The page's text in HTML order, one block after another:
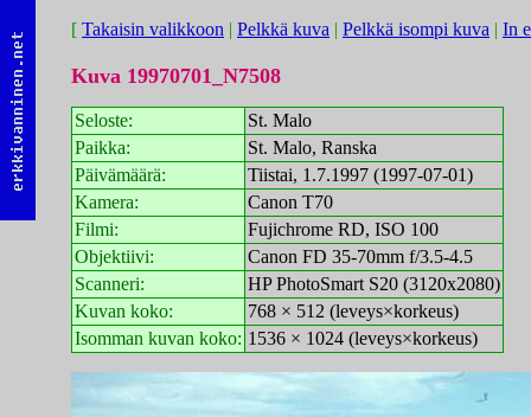
[ Takaisin valikkoon | Pelkkä kuva | Pelkkä isompi kuva | In
Kuva 19970701_N7508
Seloste:
St. Malo
Paikka:
St. Malo, Ranska
Päivämäärä:
Tiistai, 1.7.1997 (1997-07-01)
Kamera:
Canon T70
Filmi:
Fujichrome RD, ISO 100
Objektiivi:
Canon FD 35-70mm f/3.5-4.5
Scanneri:
HP PhotoSmart S20 (3120x2080)
Kuvan koko:
768 × 512 (leveys×korkeus)
Isomman kuvan koko: 1536 × 1024 (leveys×korkeus)